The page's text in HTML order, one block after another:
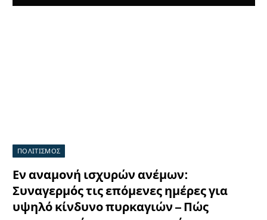
ΠΟΛΙΤΙΣΜΟΣ
Εν αναμονή ισχυρών ανέμων:
Συναγερμός τις επόμενες ημέρες για
υψηλό κίνδυνο πυρκαγιών – Πώς